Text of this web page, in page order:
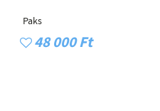
Paks
48 000 Ft